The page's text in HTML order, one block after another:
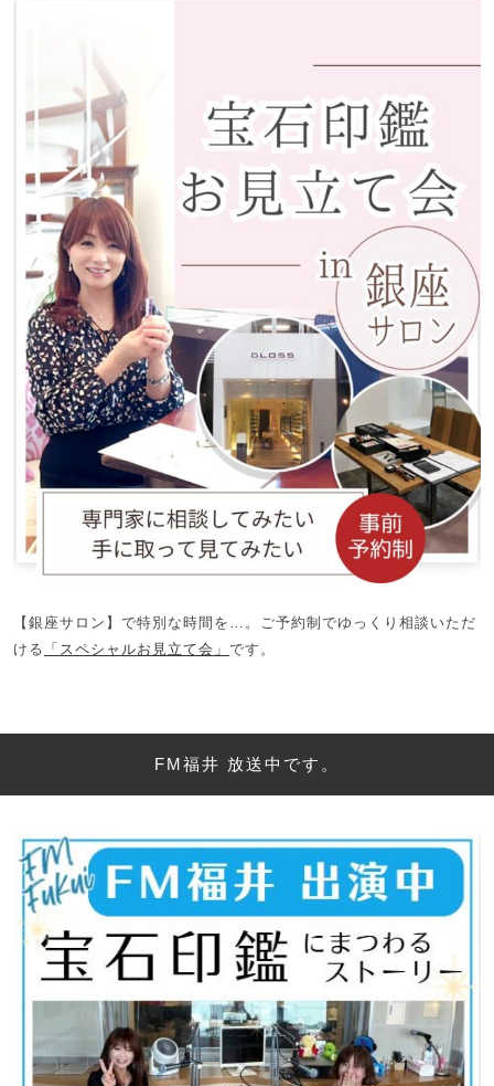
【銀座サロン】で特別な時間を…。ご予約制でゆっくり相談いただ
ける 「スペシャルお見立て会」 です。
FM福井 放送中です。